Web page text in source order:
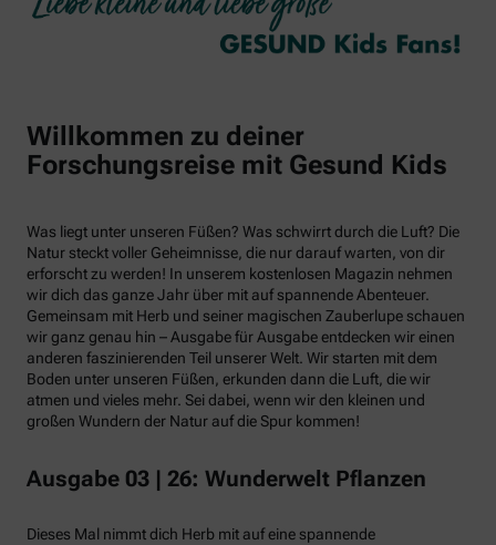
Willkommen zu deiner
Forschungsreise mit Gesund Kids
Was liegt unter unseren Füßen? Was schwirrt durch die Luft? Die
Natur steckt voller Geheimnisse, die nur darauf warten, von dir
erforscht zu werden! In unserem kostenlosen Magazin nehmen
wir dich das ganze Jahr über mit auf spannende Abenteuer.
Gemeinsam mit Herb und seiner magischen Zauberlupe schauen
wir ganz genau hin – Ausgabe für Ausgabe entdecken wir einen
anderen faszinierenden Teil unserer Welt. Wir starten mit dem
Boden unter unseren Füßen, erkunden dann die Luft, die wir
atmen und vieles mehr. Sei dabei, wenn wir den kleinen und
großen Wundern der Natur auf die Spur kommen!
Ausgabe 03 | 26: Wunderwelt Pflanzen
Dieses Mal nimmt dich Herb mit auf eine spannende